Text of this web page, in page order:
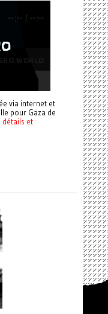
via internet et
pour Gaza de
détails et